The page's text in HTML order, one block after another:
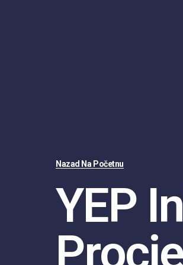
Nazad Na Početnu
YEP